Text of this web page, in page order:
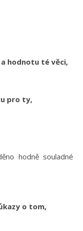
hodnotu té věci,
pro ty,
hodně souladné
o tom,